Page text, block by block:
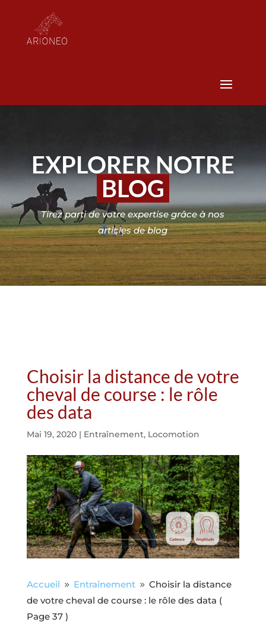
EXPLORER NOTRE
BLOG
Tirez parti de votre expertise grâce à nos
articles de blog
Choisir la distance de votre
cheval de course : le rôle
des data
Mai 19, 2020| Entraînement, Locomotion
Accueil 9 Entraînement 9 Choisir la distance
de votre cheval de course : le rôle des data (
Page 37 )